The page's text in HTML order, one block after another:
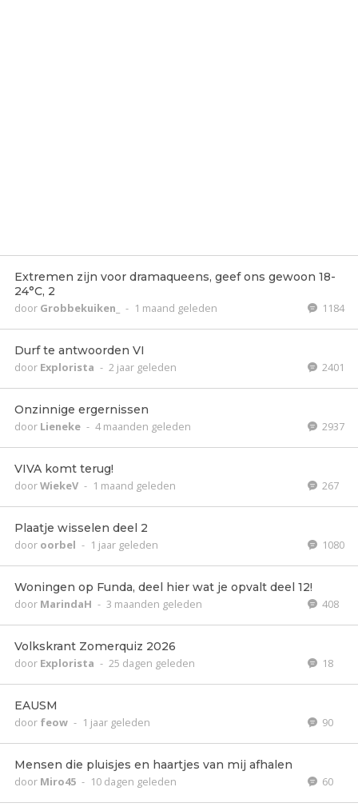
Extremen zijn voor dramaqueens, geef ons gewoon 18-
24°C, 2
door Grobbekuiken_ - 1 maand geleden 1184
Durf te antwoorden VI
door Explorista - 2 jaar geleden 2401
Onzinnige ergernissen
door Lieneke - 4 maanden geleden 2937
VIVA komt terug!
doorWiekeV - 1 maand geleden 267
Plaatje wisselen deel 2
door oorbel - 1 jaar geleden 1080
Woningen op Funda, deel hier wat je opvalt deel 12!
door MarindaH - 3 maanden geleden 408
Volkskrant Zomerquiz 2026
door Explorista - 25 dagen geleden 18
EAUSM
door feow - 1 jaar geleden 90
Mensen die pluisjes en haartjes van mij afhalen
door Miro45 - 10 dagen geleden 60